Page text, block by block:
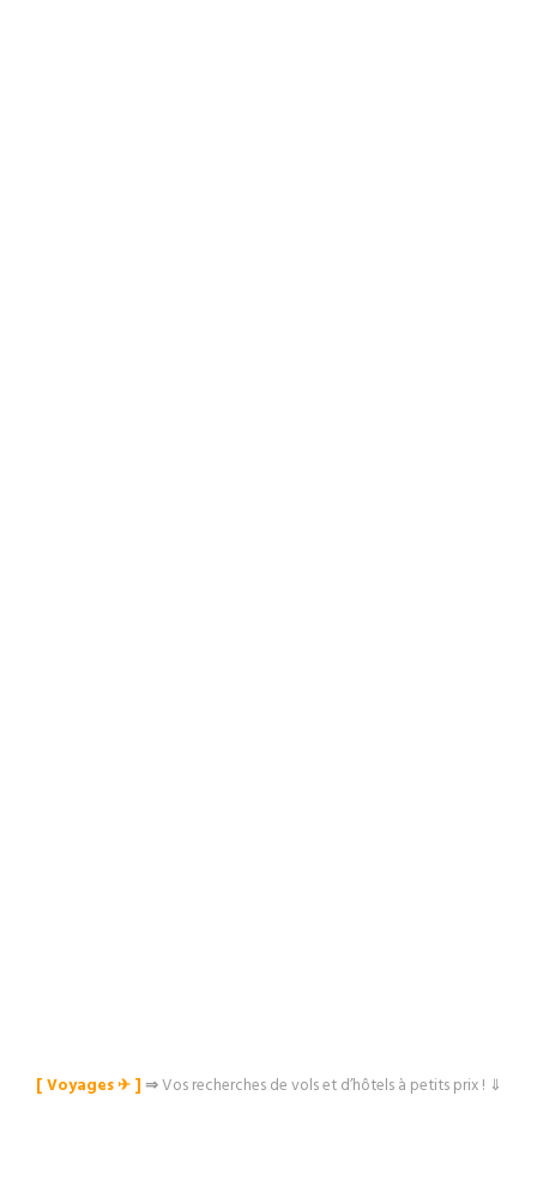
[ Voyages ✈︎ ]⇒Vos recherches de vols et d’hôtels à petits prix ! ⇓